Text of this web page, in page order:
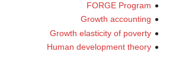
FORGE Program
Growth accounting
Growth elasticity of poverty
Human development theory